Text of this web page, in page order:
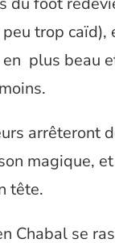
peu trop
plus beau
arrêteront
magique,
tête.
Chabal se